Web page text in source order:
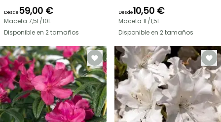
Desde59,00 €
Maceta 7,5L/10L
Disponible en 2 tamaños
Desde10,50 €
Maceta 1L/1,5L
Disponible en 2 tamaños